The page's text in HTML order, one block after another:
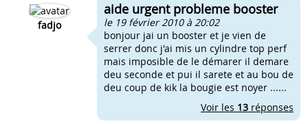
fadjo
aide urgent probleme booster
le 19 février 2010 à 20:02
bonjour jai un booster et je vien de
serrer donc j'ai mis un cylindre top perf
mais imposible de le démarer il demare
deu seconde et pui il sarete et au bou de
deu coup de kik la bougie est noyer ......
Voir les 13 réponses